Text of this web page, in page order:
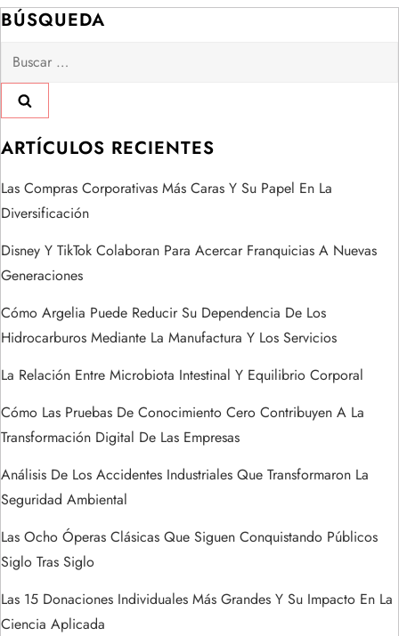
a
c
i
ó
n
d
e
e
n
t
r
a
d
a
s
BÚSQUEDA
Buscar:
ARTÍCULOS RECIENTES
Las Compras Corporativas Más Caras Y Su Papel En La
Diversificación
Disney Y TikTok Colaboran Para Acercar Franquicias A Nuevas
Generaciones
Cómo Argelia Puede Reducir Su Dependencia De Los
Hidrocarburos Mediante La Manufactura Y Los Servicios
La Relación Entre Microbiota Intestinal Y Equilibrio Corporal
Cómo Las Pruebas De Conocimiento Cero Contribuyen A La
Transformación Digital De Las Empresas
Análisis De Los Accidentes Industriales Que Transformaron La
Seguridad Ambiental
Las Ocho Óperas Clásicas Que Siguen Conquistando Públicos
Siglo Tras Siglo
Las 15 Donaciones Individuales Más Grandes Y Su Impacto En La
Ciencia Aplicada